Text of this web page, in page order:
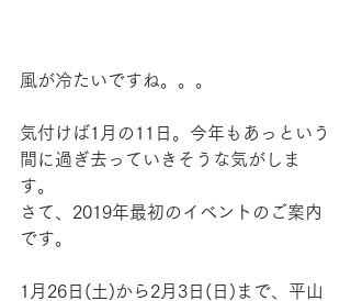
風が冷たいですね。。。
気付けば1月の11日。今年もあっという
間に過ぎ去っていきそうな気がしま
す。
さて、2019年最初のイベントのご案内
です。
1月26日(土)から2月3日(日)まで、平山